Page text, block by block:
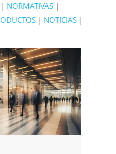
| NORMATIVAS |
| NOTICIAS |